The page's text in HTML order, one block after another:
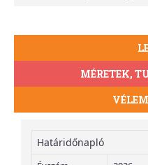
MÉRETEK,
Határidőnapló